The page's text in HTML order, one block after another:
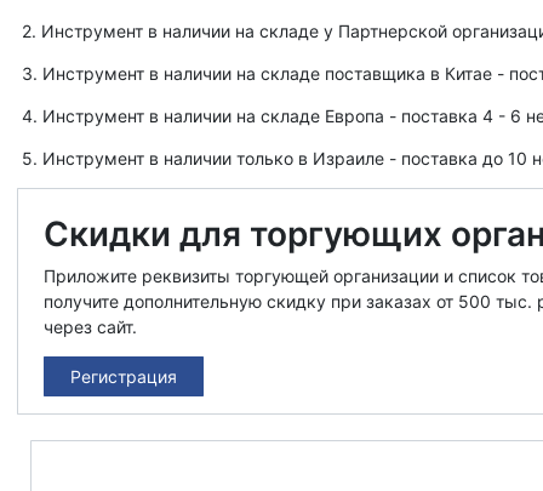
2. Инструмент в наличии на складе у Партнерской
3. Инструмент в наличии на складе поставщика в Китае -
4. Инструмент в наличии на складе Европа - поставка 4 - 6
5. Инструмент в наличии только в Израиле - поставка до 10
Скидки для торгующих
Приложите реквизиты торгующей организации и список
получите дополнительную скидку при заказах от 500 тыс.
через сайт.
Регистрация